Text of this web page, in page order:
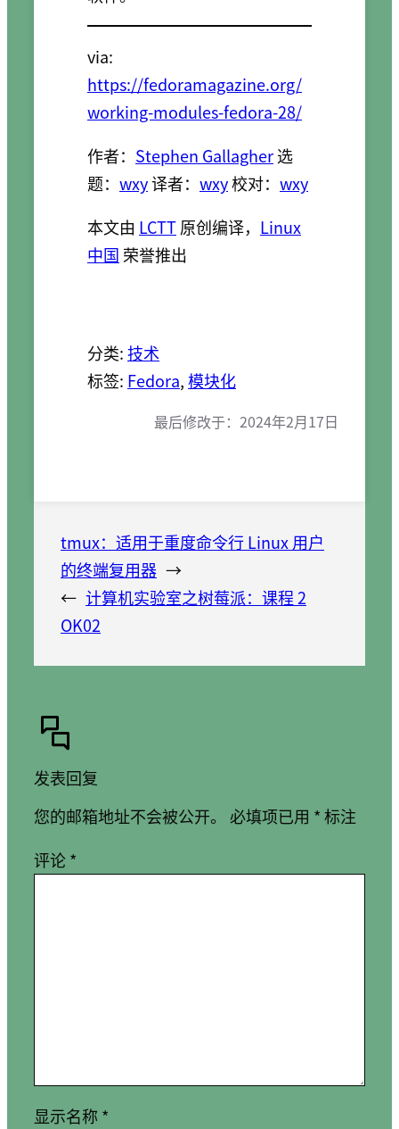
via:
https://fedoramagazine.org/
working-modules-fedora-28/
作者： Stephen Gallagher选
题： wxy译者： wxy校对： wxy
本文由 LCTT原创编译， Linux
中国 荣誉推出
分类:技术
标签: Fedora, 模块化
最后修改于： 2024年2月17日
tmux：适用于重度命令行 Linux 用户
的终端复用器 →
← 计算机实验室之树莓派：课程 2
OK02
发表回复
您的邮箱地址不会被公开。
必填项已用 *标注
评论*
显示名称 *